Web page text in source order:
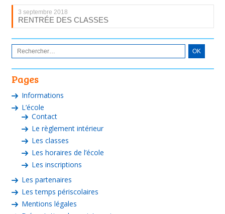
3 septembre 2018
RENTRÉE DES CLASSES
Pages
Informations
L’école
Contact
Le règlement intérieur
Les classes
Les horaires de l’école
Les inscriptions
Les partenaires
Les temps périscolaires
Mentions légales